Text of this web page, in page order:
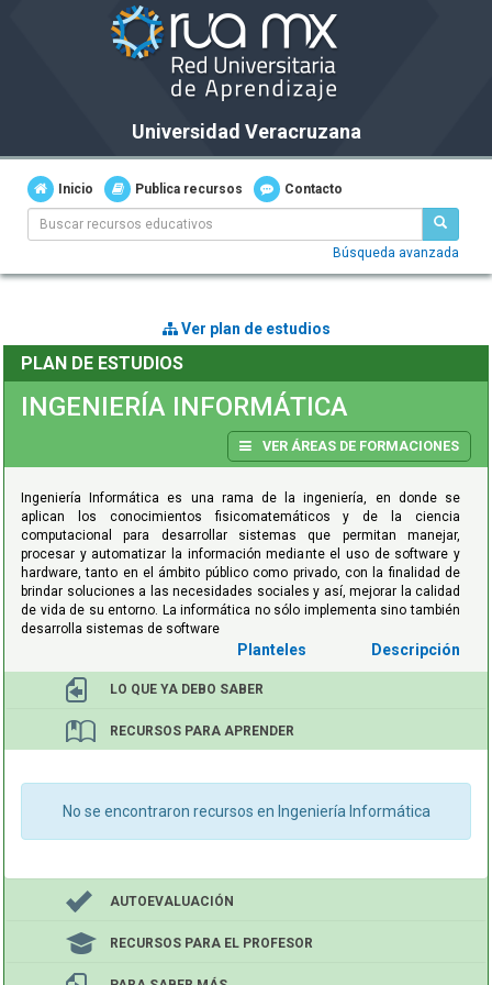
Universidad Veracruzana
Inicio Publica recursos Contacto
Búsqueda avanzada
Ver plan de estudios
PLAN DE ESTUDIOS
INGENIERÍA INFORMÁTICA
VER ÁREAS DE FORMACIONES
Ingeniería Informática es una rama de la ingeniería, en donde se
aplican los conocimientos fisicomatemáticos y de la ciencia
computacional para desarrollar sistemas que permitan manejar,
procesar y automatizar la información mediante el uso de software y
hardware, tanto en el ámbito público como privado, con la finalidad de
brindar soluciones a las necesidades sociales y así, mejorar la calidad
de vida de su entorno. La informática no sólo implementa sino también
desarrolla sistemas de software
Descripción
LO QUE YA DEBO SABER
RECURSOS PARA APRENDER
No se encontraron recursos en Ingeniería Informática
AUTOEVALUACIÓN
RECURSOS PARA EL PROFESOR